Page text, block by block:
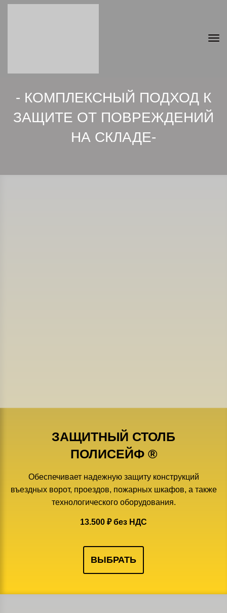
- КОМПЛЕКСНЫЙ ПОДХОД К
ЗАЩИТЕ ОТ ПОВРЕЖДЕНИЙ
НА СКЛАДЕ-
ЗАЩИТНЫЙ СТОЛБ
ПОЛИСЕЙФ ®
Обеспечивает надежную защиту конструкций
въездных ворот, проездов, пожарных шкафов, а также
технологического оборудования.
13.500 ₽ без НДС
ВЫБРАТЬ